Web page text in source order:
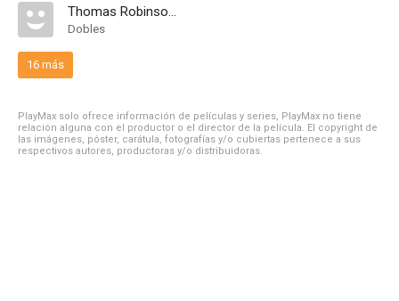
Thomas Robinson Harper
Dobles
16 más
PlayMax solo ofrece información de películas y series, PlayMax no tiene
relación alguna con el productor o el director de la película. El copyright de
las imágenes, póster, carátula, fotografías y/o cubiertas pertenece a sus
respectivos autores, productoras y/o distribuidoras.